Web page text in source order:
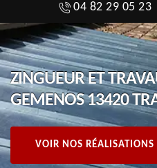
04 82 29 05 23
ZINGUEUR ET
GEMENOS 13420
VOIR NOS RÉALISATIONS